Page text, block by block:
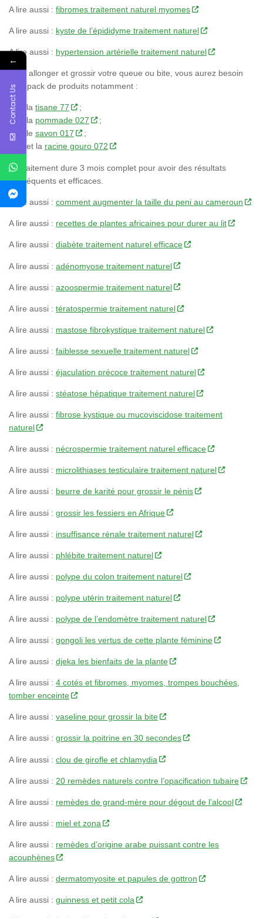
A lire aussi : fibromes traitement naturel myomes
A lire aussi : kyste de l’épididyme traitement naturel
A lire aussi : hypertension artérielle traitement naturel
Pour allonger et grossir votre queue ou bite, vous aurez besoin
d’un pack de produits notamment :
la tisane 77
;
la pommade 027
;
le savon 017
;
et la racine gouro 072
Le traitement dure 3 mois complet pour avoir des résultats
conséquents et efficaces.
A lire aussi : comment augmenter la taille du peni au cameroun
A lire aussi : recettes de plantes africaines pour durer au lit
A lire aussi : diabète traitement naturel efficace
A lire aussi : adénomyose traitement naturel
A lire aussi : azoospermie traitement naturel
A lire aussi : tératospermie traitement naturel
A lire aussi : mastose fibrokystique traitement naturel
A lire aussi : faiblesse sexuelle traitement naturel
A lire aussi : éjaculation précoce traitement naturel
A lire aussi : stéatose hépatique traitement naturel
A lire aussi : fibrose kystique ou mucoviscidose traitement
naturel
A lire aussi : nécrospermie traitement naturel efficace
A lire aussi : microlithiases testiculaire traitement naturel
A lire aussi : beurre de karité pour grossir le pénis
A lire aussi : grossir les fessiers en Afrique
A lire aussi : insuffisance rénale traitement naturel
A lire aussi : phlébite traitement naturel
A lire aussi : polype du colon traitement naturel
A lire aussi : polype utérin traitement naturel
A lire aussi : polype de l’endomètre traitement naturel
A lire aussi : gongoli les vertus de cette plante féminine
A lire aussi : djeka les bienfaits de la plante
A lire aussi : 4 cotés et fibromes, myomes, trompes bouchées,
tomber enceinte
A lire aussi : vaseline pour grossir la bite
A lire aussi : grossir la poitrine en 30 secondes
A lire aussi : clou de girofle et chlamydia
A lire aussi : 20 remèdes naturels contre l’opacification tubaire
A lire aussi : remèdes de grand-mère pour dégout de l’alcool
A lire aussi : miel et zona
A lire aussi : remèdes d’origine arabe puissant contre les
acouphènes
A lire aussi : dermatomyosite et papules de gottron
A lire aussi : guinness et petit cola
←
Contact Us